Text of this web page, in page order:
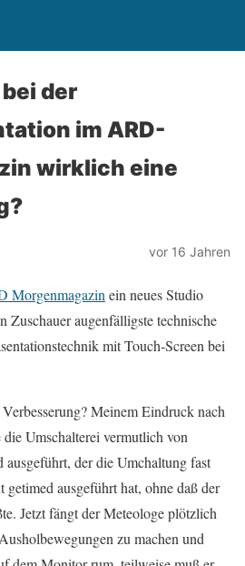
der
im ARD-
wirklich eine
vor 16 Jahren
Morgenmagazin ein neues Studio
Zuschauer augenfälligste technische
mit Touch-Screen bei
Meinem Eindruck nach
Umschalterei vermutlich von
der die Umchaltung fast
ausgeführt hat, ohne daß der
Jetzt fängt der Meteologe plötzlich
zu machen und